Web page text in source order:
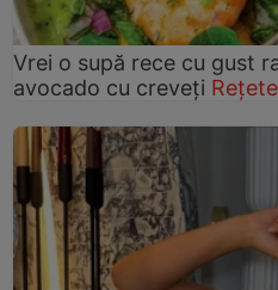
Vrei o supă rece cu gust
avocado cu creveți Rețete